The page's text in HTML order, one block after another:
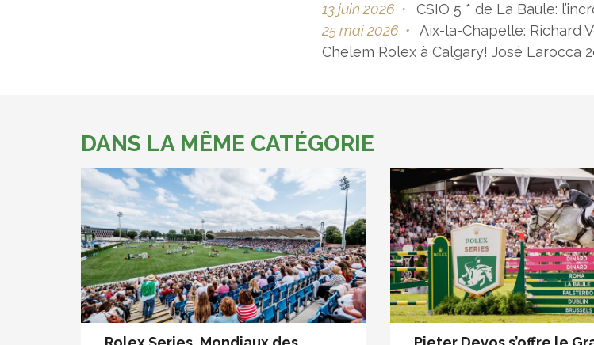
13 juin 2026 •
CSIO 5 * de La Baule:
25 mai 2026 •
Aix-la-Chapelle: Richard
Chelem Rolex à Calgary! José Larocca
DANS LA MÊME CATÉGORIE